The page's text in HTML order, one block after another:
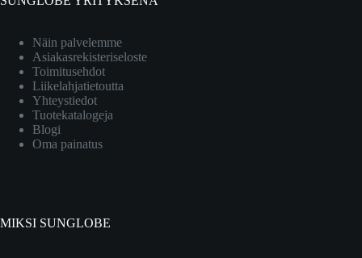
Näin palvelemme
Asiakasrekisteriseloste
Toimitusehdot
Liikelahjatietoutta
Yhteystiedot
Tuotekatalogeja
Blogi
Oma painatus
MIKSI SUNGLOBE